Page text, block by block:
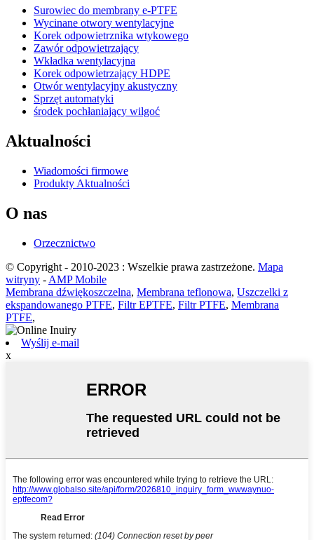
Surowiec do membrany e-PTFE
Wycinane otwory wentylacyjne
Korek odpowietrznika wtykowego
Zawór odpowietrzający
Wkładka wentylacyjna
Korek odpowietrzający HDPE
Otwór wentylacyjny akustyczny
Sprzęt automatyki
środek pochłaniający wilgoć
Aktualności
Wiadomości firmowe
Produkty Aktualności
O nas
Orzecznictwo
© Copyright - 2010-2023 : Wszelkie prawa zastrzeżone. Mapa
witryny - AMP Mobile
Membrana dźwiękoszczelna, Membrana teflonowa, Uszczelki z
ekspandowanego PTFE, Filtr EPTFE, Filtr PTFE, Membrana
PTFE,
Wyślij e-mail
x